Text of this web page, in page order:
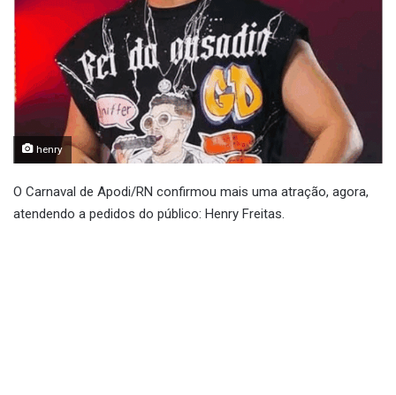
henry
O Carnaval de Apodi/RN confirmou mais uma atração, agora,
atendendo a pedidos do público: Henry Freitas.